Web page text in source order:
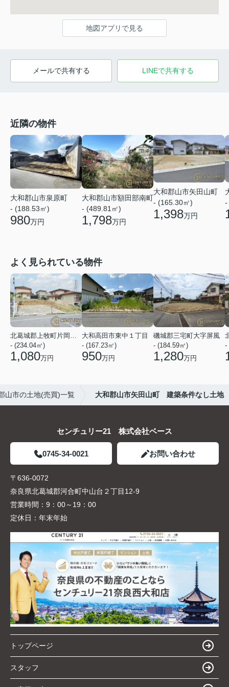
地図アプリで見る
メールで共有する LINEで共有する
近隣の物件
大和郡山市泉原町
- (188.53㎡)
980万円
大和郡山市額田部南町
- (489.81㎡)
1,798万円
大和郡山市矢田山町
- (165.30㎡)
1,398万円
-
よく見られている物件
北葛城郡上牧町片岡台１丁目
- (234.04㎡)
1,080万円
大和高田市東中１丁目
- (167.23㎡)
950万円
磯城郡三宅町大字屏風
- (184.59㎡)
1,280万円
-
山市の土地(売買)一覧 大和郡山市矢田山町 建築条件なし土地
センチュリー21 株式会社ベース
0745-34-0021 お問い合わせ
〒636-0072
奈良県北葛城郡河合町中山台２丁目12-9
営業時間： 9：00～19：00
定休日： 年末年始
トップページ
スタッフ